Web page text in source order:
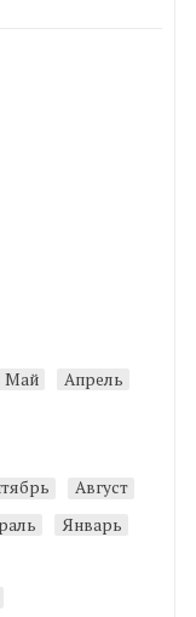
Май
Апрель
Август
Январь